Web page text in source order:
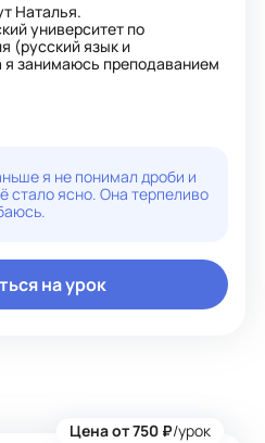
Наталья.
университет по
(русский язык и
я занимаюсь преподаванием
к школе (навыки чтения и
обучение русскому языку
работа по программе
курса
я продолжила
прошла курсы по
учитель
математики.
Знание программ
школы или работа по
Опыт работы
- с 2022 года.
я не понимал дроби и
стало ясно. Она терпеливо
на урок
Цена от 750 ₽/урок